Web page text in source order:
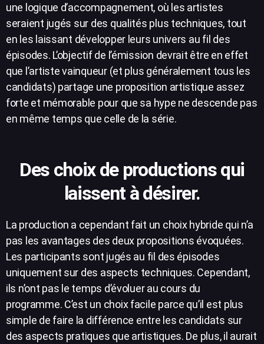
une logique d’accompagnement, où les artistes
seraient jugés sur des qualités plus techniques, tout
en les laissant développer leurs univers au fil des
épisodes. L’objectif de l’émission devrait être en effet
que l’artiste vainqueur (et plus généralement tous les
candidats) partage une proposition artistique assez
forte et mémorable pour que sa hype ne descende pas
en même temps que celle de la série.
Des choix de productions qui
laissent à désirer.
La production a cependant fait un choix hybride qui n’a
pas les avantages des deux propositions évoquées.
Les participants sont jugés au fil des épisodes
uniquement sur des aspects techniques. Cependant,
ils n’ont pas le temps d’évoluer au cours du
programme. C’est un choix facile parce qu’il est plus
simple de faire la différence entre les candidats sur
des aspects pratiques que artistiques. De plus, il aurait